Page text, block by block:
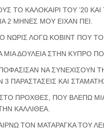
ΤΟ ΚΑΛΟΚΑΙΡΙ ΤΟΥ ’20
2 ΜΗΝΕΣ ΜΟΥ ΕΙΧΑΝ ΠΕΙ.
ΝΩΡΙΣ ΛΟΓΩ ΚΟΒΙΝΤ ΠΟΥ
ΜΙΑ ΔΟΥΛΕΙΑ ΣΤΗΝ
ΝΑ ΣΥΝΕΧΙΣΟΥΝ
3 ΠΑΡΑΣΤΑΣΕΙΣ ΚΑΙ
ΠΡΟΧΘΕΣ, ΠΟΥ ΒΛΕΠΩ ΜΙΑ
ΚΑΛΛΙΘΕΑ.
ΤΟΝ ΜΑΤΑΡΑΓΚΑ ΤΟΥ